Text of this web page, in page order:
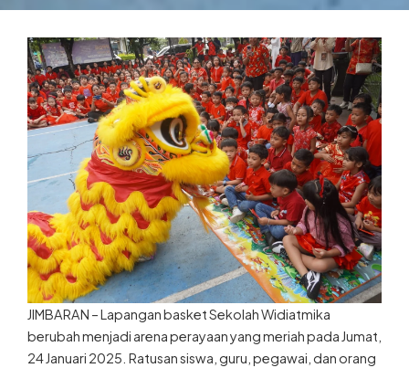
JIMBARAN – Lapangan basket Sekolah Widiatmika
berubah menjadi arena perayaan yang meriah pada Jumat,
24 Januari 2025. Ratusan siswa, guru, pegawai, dan orang